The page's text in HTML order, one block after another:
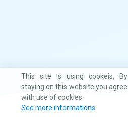
This site is using cookeis. By
staying on this website you agree
with use of cookies.
See more informations